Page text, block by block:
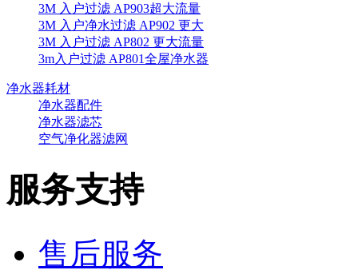
3M 入户过滤 AP903超大流量
3M 入户净水过滤 AP902 更大
3M 入户过滤 AP802 更大流量
3m入户过滤 AP801全屋净水器
净水器耗材
净水器配件
净水器滤芯
空气净化器滤网
服务支持
售后服务